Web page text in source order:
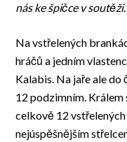
nás ke špičce v soutěži.
Na vstřelených
hráčů a jedním
Kalabis. Na jaře ale
12 podzimním.
celkově 12
nejúspěšnějším